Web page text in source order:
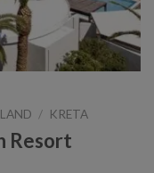
/ KRETA
Resort